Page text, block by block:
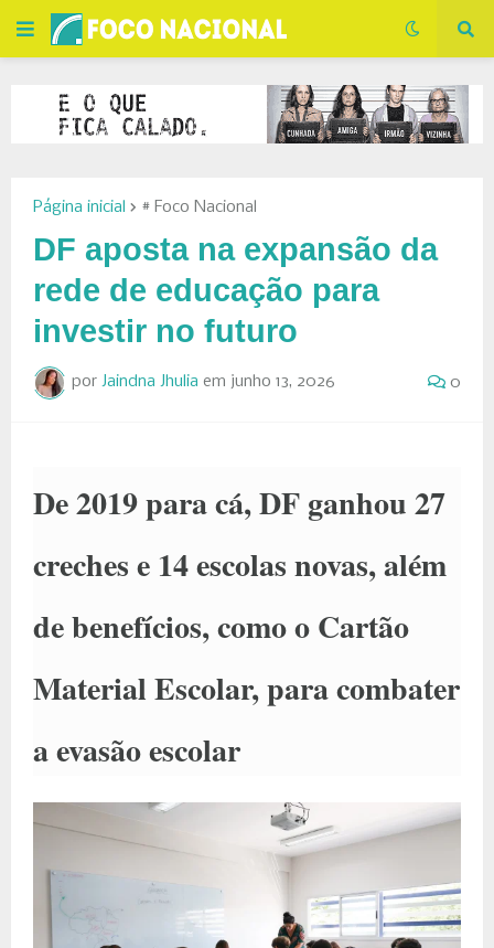
Página inicial # Foco Nacional
DF aposta na expansão da
rede de educação para
investir no futuro
por Jaindna Jhulia em junho 13, 2026 0
De 2019 para cá, DF ganhou 27
creches e 14 escolas novas, além
de benefícios, como o Cartão
Material Escolar, para combater
a evasão escolar